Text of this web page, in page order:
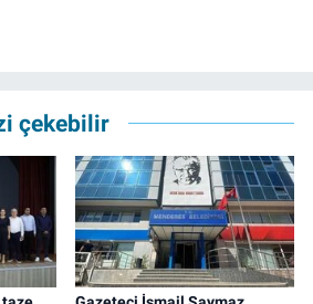
çekebilir